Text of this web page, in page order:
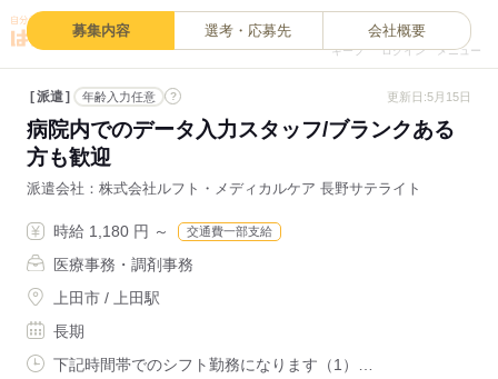
キープ ログイン メニュー
募集内容 選考・応募先 会社概要
派遣 年齢入力任意 ? 更新日:5月15日
病院内でのデータ入力スタッフ/ブランクある
方も歓迎
派遣会社 株式会社ルフト・メディカルケア 長野サテライト
時給 1,180 円 ～ 交通費一部支給
医療事務・調剤事務
上田市 / 上田駅
長期
下記時間帯でのシフト勤務になります（1）…